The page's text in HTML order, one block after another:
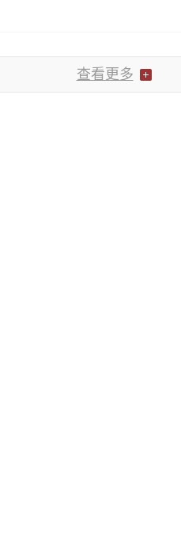
查看更多